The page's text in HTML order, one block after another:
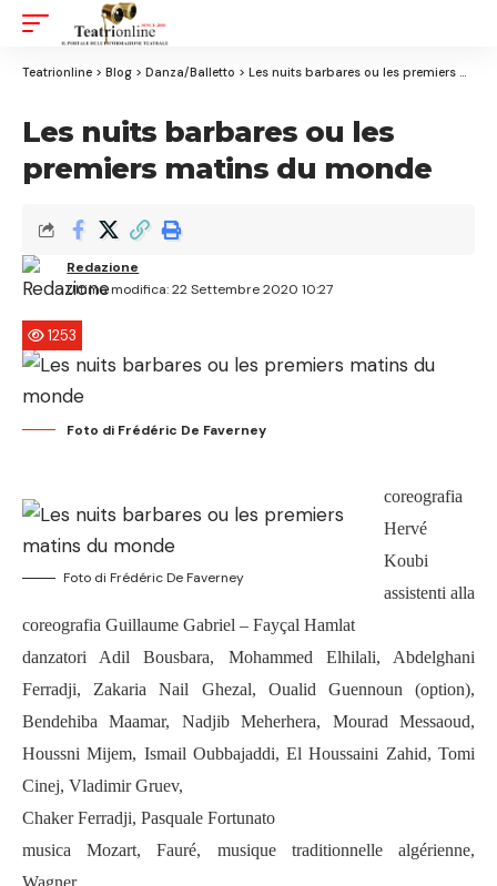
Resizer
Teatrionline > Blog > Danza/Balletto > Les nuits barbares ou les premiers matins du monde
Les nuits barbares ou les
premiers matins du monde
Ultima modifica: 22 Settembre 2020 10:27
Redazione
1253
Foto di Frédéric De Faverney
Foto di Frédéric De Faverney
coreografia
Hervé
Koubi
assistenti alla
coreografia Guillaume Gabriel – Fayçal Hamlat
danzatori Adil Bousbara, Mohammed Elhilali, Abdelghani
Ferradji, Zakaria Nail Ghezal, Oualid Guennoun (option),
Bendehiba Maamar, Nadjib Meherhera, Mourad Messaoud,
Houssni Mijem, Ismail Oubbajaddi, El Houssaini Zahid, Tomi
Cinej, Vladimir Gruev,
Chaker Ferradji, Pasquale Fortunato
musica Mozart, Fauré, musique traditionnelle algérienne,
Wagner